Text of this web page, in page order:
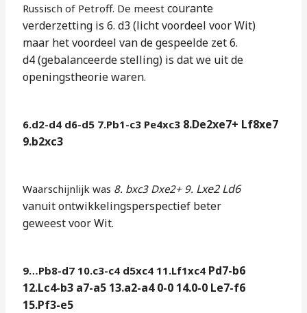
Russisch of Petroff. De meestcourante
verderzetting is 6. d3 (lichtvoordeel voor Wit)
maar het voordeelvan de gespeelde zet 6.
d4(gebalanceerde stelling) is dat we uitde
openingstheorie waren.
6.d2-d4 d6-d5 7.Pb1-c3 Pe4xc3 8.De2xe7+ Lf8xe7
9.b2xc3
Waarschijnlijk was 8. bxc3 Dxe2+ 9. Lxe2 Ld6
vanuitontwikkelingsperspectief beter
geweestvoor Wit.
9…Pb8-d7 10.c3-c4 d5xc4 11.Lf1xc4 Pd7-b6
12.Lc4-b3 a7-a5 13.a2-a4 0-0 14.0-0 Le7-f6
15.Pf3-e5